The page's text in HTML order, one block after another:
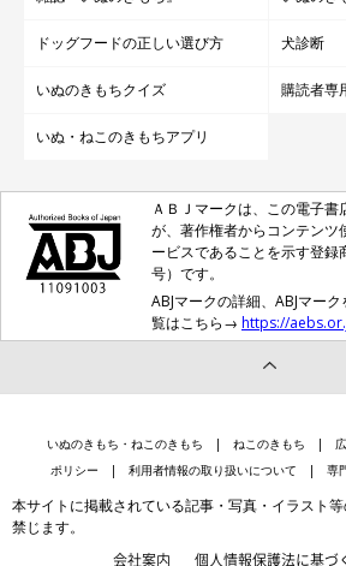
ドッグフードの正しい選び方 犬診断
いぬのきもちクイズ 購読者専
いぬ・ねこのきもちアプリ
ＡＢＪマークは、この電子
が、著作権者からコンテン
ービスであることを示す登
号）です。
ABJマークの詳細、ABJマー
覧はこちら→ https://
いぬのきもち・ねこのきもち ねこのきもち
ポリシー
利用者情報の取り扱いについて 専
本サイトに掲載されている記事・写真・イラスト
禁じます。
会社案内 個人情報保護法に基づ